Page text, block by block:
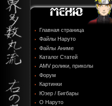
Главная страница
Файлы Наруто
Файлы Аниме
Каталог Статей
AMV ролики, приколы
Форум
Картинки
Юзер / Бигбары
О Наруто